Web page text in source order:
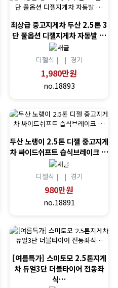
최상급 중고지게차 두산 2.5톤 3
단 풀옵션 디젤지게차 자동발 …
디젤식 | | 경기
1,980만원
no.18893
두산 노랭이 2.5톤 디젤 중고지게
차 싸이드쉬프트 습식브레이크 …
디젤식 | | 경기
980만원
no.18891
[여름특가] 스미토모 2.5톤지게
차 듀얼3단 더블타이어 전동좌
식…